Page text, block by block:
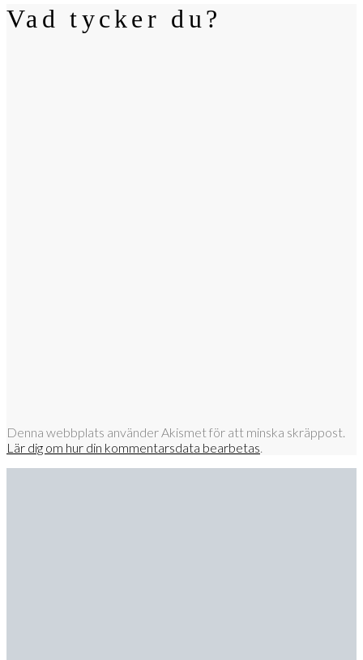
Vad tycker du?
Denna webbplats använder Akismet för att minska skräppost.
Lär dig om hur din kommentarsdata bearbetas.